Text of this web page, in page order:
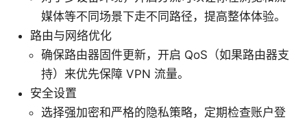
媒体等不同场景下走不同路径，提高整体体验。
路由与网络优化
确保路由器固件更新，开启 QoS（如果路由器支
持）来优先保障 VPN 流量。
安全设置
选择强加密和严格的隐私策略，定期检查账户登